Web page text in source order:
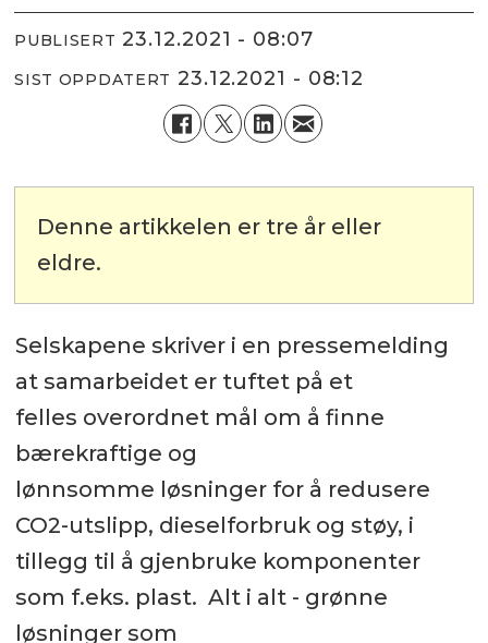
PUBLISERT 23.12.2021 - 08:07
SIST OPPDATERT 23.12.2021 - 08:12
Denne artikkelen er tre år eller
eldre.
Selskapene skriver i en pressemelding
at samarbeidet er tuftet på et
felles overordnet mål om å finne
bærekraftige og
lønnsomme løsninger for å redusere
CO2-utslipp, dieselforbruk og støy, i
tillegg til å gjenbruke komponenter
som f.eks. plast. Alt i alt - grønne
løsninger som